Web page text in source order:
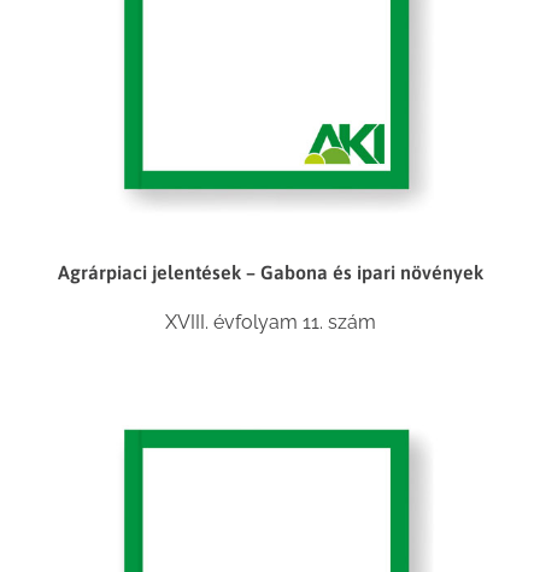
Agrárpiaci jelentések – Gabona és ipari növények
XVIII. évfolyam 11. szám